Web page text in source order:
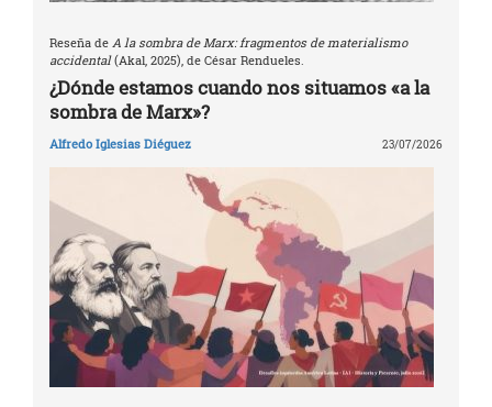
Reseña de A la sombra de Marx: fragmentos de materialismo
accidental(Akal, 2025), de César Rendueles.
¿Dónde estamos cuando nos situamos «a la
sombra de Marx»?
Alfredo Iglesias Diéguez 23/07/2026